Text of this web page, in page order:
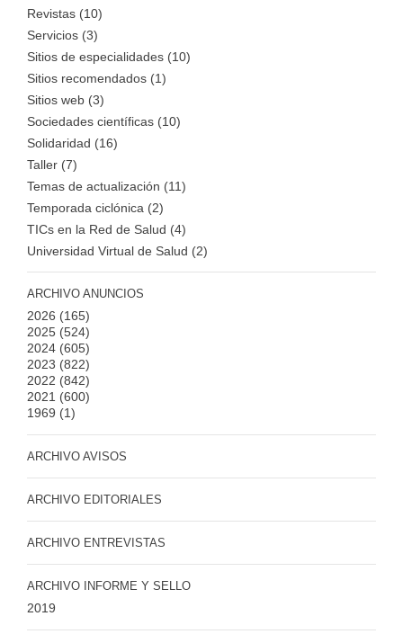
Revistas (10)
Servicios (3)
Sitios de especialidades (10)
Sitios recomendados (1)
Sitios web (3)
Sociedades científicas (10)
Solidaridad (16)
Taller (7)
Temas de actualización (11)
Temporada ciclónica (2)
TICs en la Red de Salud (4)
Universidad Virtual de Salud (2)
ARCHIVO ANUNCIOS
2026 (165)
2025 (524)
2024 (605)
2023 (822)
2022 (842)
2021 (600)
1969 (1)
ARCHIVO AVISOS
ARCHIVO EDITORIALES
ARCHIVO ENTREVISTAS
ARCHIVO INFORME Y SELLO
2019